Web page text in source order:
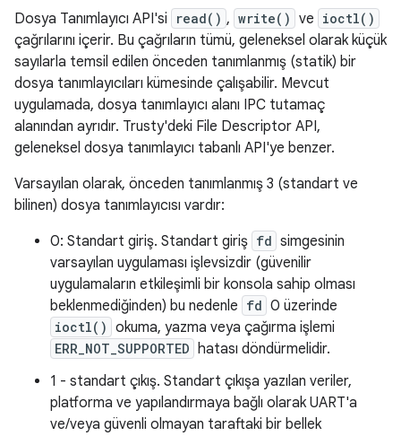
Dosya Tanımlayıcı API'si read() , write() ve ioctl()
çağrılarını içerir. Bu çağrıların tümü, geleneksel olarak küçük
sayılarla temsil edilen önceden tanımlanmış (statik) bir
dosya tanımlayıcıları kümesinde çalışabilir. Mevcut
uygulamada, dosya tanımlayıcı alanı IPC tutamaç
alanından ayrıdır. Trusty'deki File Descriptor API,
geleneksel dosya tanımlayıcı tabanlı API'ye benzer.
Varsayılan olarak, önceden tanımlanmış 3 (standart ve
bilinen) dosya tanımlayıcısı vardır:
0: Standart giriş. Standart giriş fd simgesinin
varsayılan uygulaması işlevsizdir (güvenilir
uygulamaların etkileşimli bir konsola sahip olması
beklenmediğinden) bu nedenle fd 0 üzerinde
ioctl() okuma, yazma veya çağırma işlemi
ERR_NOT_SUPPORTED hatası döndürmelidir.
1 - standart çıkış. Standart çıkışa yazılan veriler,
platforma ve yapılandırmaya bağlı olarak UART'a
ve/veya güvenli olmayan taraftaki bir bellek